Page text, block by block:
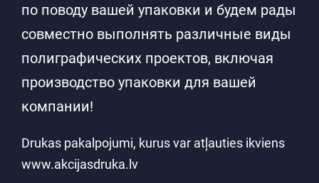
по поводу вашей упаковки и будем рады
совместно выполнять различные виды
полиграфических проектов, включая
производство упаковки для вашей
компании!
Drukas pakalpojumi, kurus var atļauties ikviens
www.akcijasdruka.lv